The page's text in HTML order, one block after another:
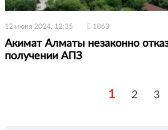
12 июня 2024, 12:35 1863
Акимат Алматы незаконно
получении АПЗ
1 2 3